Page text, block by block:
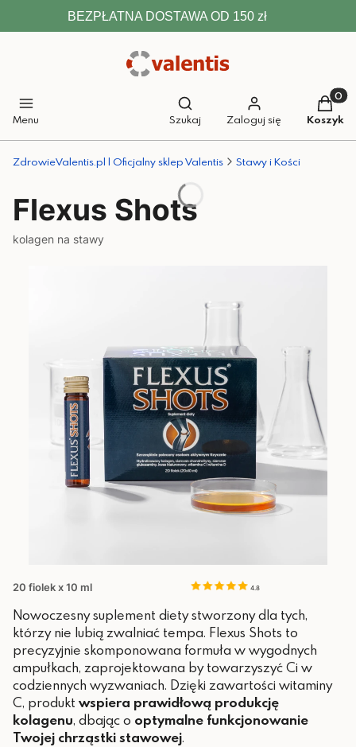
BEZPŁATNA DOSTAWA OD 150 zł
Menu
Otwórz wyszukiwarkę
Szukaj Zaloguj się Koszyk
ZdrowieValentis.pl | Oficjalny sklep Valentis Stawy i Kości
Flexus Shots
kolagen na stawy
20 fiolek x 10 ml 4.8
Nowoczesny suplement diety stworzony dla tych,
którzy nie lubią zwalniać tempa. Flexus Shots to
precyzyjnie skomponowana formuła w wygodnych
ampułkach, zaprojektowana by towarzyszyć Ci w
codziennych wyzwaniach. Dzięki zawartości witaminy
C, produkt wspiera prawidłową produkcję
kolagenu, dbając o optymalne funkcjonowanie
Twojej chrząstki stawowej.